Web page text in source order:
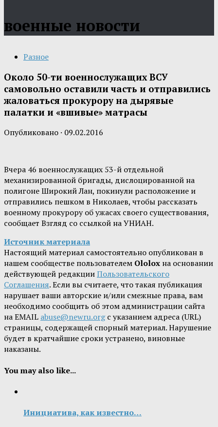
военные новости
Разное
Около 50-ти военнослужащих ВСУ
самовольно оставили часть и отправились
жаловаться прокурору на дырявые
палатки и «вшивые» матрасы
Опубликовано · 09.02.2016
Вчера 46 военнослужащих 53-й отдельной
механизированной бригады, дислоцированной на
полигоне Широкий Лан, покинули расположение и
отправились пешком в Николаев, чтобы рассказать
военному прокурору об ужасах своего существования,
сообщает Взгляд со ссылкой на УНИАН.
Источник материала
Настоящий материал самостоятельно опубликован в
нашем сообществе пользователем Ololox на основании
действующей редакцииПользовательского
Соглашения. Если вы считаете, что такая публикация
нарушает ваши авторские и/или смежные права, вам
необходимо сообщить об этом администрации сайта
на EMAIL abuse@newru.orgс указанием адреса (URL)
страницы, содержащей спорный материал. Нарушение
будет в кратчайшие сроки устранено, виновные
наказаны.
You may also like...
Инициатива, как известно…